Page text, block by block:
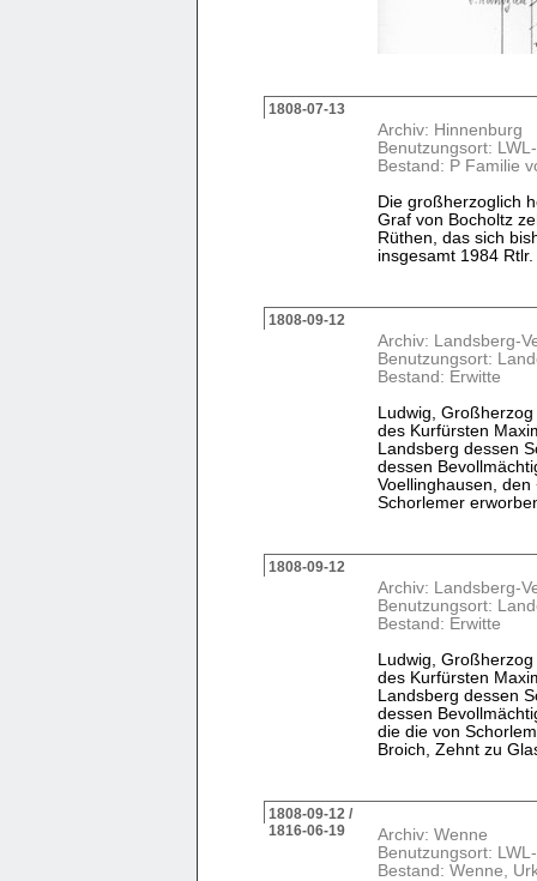
1808-07-13
Archiv: Hinnenburg
Benutzungsort:
Bestand: P Familie
Die großherzoglich
Graf von Bocholtz
Rüthen, das sich
insgesamt 1984
1808-09-12
Archiv: Landsberg-
Benutzungsort:
Bestand: Erwitte
Ludwig,
des Kurfürsten
Landsberg dessen
dessen
Voellinghausen,
Schorlemer
1808-09-12
Archiv: Landsberg-
Benutzungsort:
Bestand: Erwitte
Ludwig,
des Kurfürsten
Landsberg dessen
dessen
die die von
Broich, Zehnt zu
1808-09-12 /
1816-06-19
Archiv: Wenne
Benutzungsort:
Bestand: Wenne,